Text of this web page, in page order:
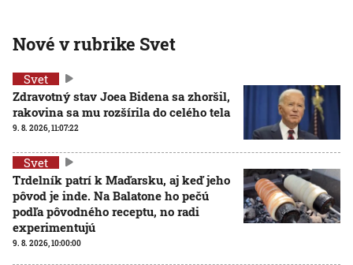
Nové v rubrike Svet
Svet
Zdravotný stav Joea Bidena sa zhoršil,
rakovina sa mu rozšírila do celého tela
9. 8. 2026, 11:07:22
Svet
Trdelník patrí k Maďarsku, aj keď jeho
pôvod je inde. Na Balatone ho pečú
podľa pôvodného receptu, no radi
experimentujú
9. 8. 2026, 10:00:00